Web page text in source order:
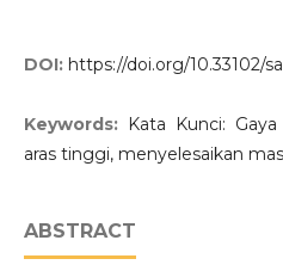
DOI: https://doi.org/10.33102/
Keywords: Kata Kunci:
aras tinggi, menyelesaikan
ABSTRACT